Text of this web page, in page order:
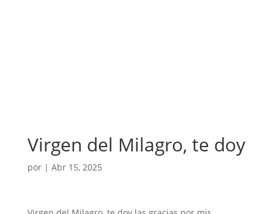
Virgen del Milagro, te doy
por | Abr 15, 2025